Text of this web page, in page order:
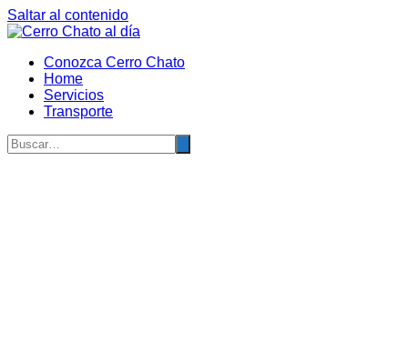
Saltar al contenido
Conozca Cerro Chato
Home
Servicios
Transporte